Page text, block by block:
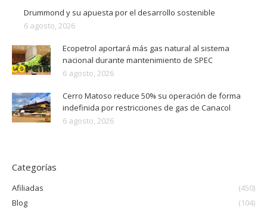
Drummond y su apuesta por el desarrollo sostenible
6 agosto, 2026
Ecopetrol aportará más gas natural al sistema
nacional durante mantenimiento de SPEC
6 agosto, 2026
Cerro Matoso reduce 50% su operación de forma
indefinida por restricciones de gas de Canacol
6 agosto, 2026
Categorías
Afiliadas
(450)
Blog
(104)